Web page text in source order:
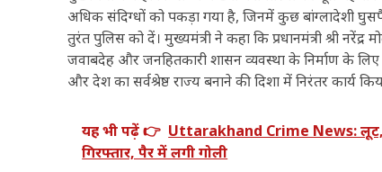
अधिक संदिग्धों को पकड़ा गया है, जिनमें कुछ बांग्लादेशी
तुरंत पुलिस को दें। मुख्यमंत्री ने कहा कि प्रधानमंत्री श्री
जवाबदेह और जनहितकारी शासन व्यवस्था के निर्माण के
और देश का सर्वश्रेष्ठ राज्य बनाने की दिशा में निरंतर कार्य
यह भी पढ़ें 👉 Uttarakhand Crime News: लूट,
गिरफ्तार, पैर में लगी गोली